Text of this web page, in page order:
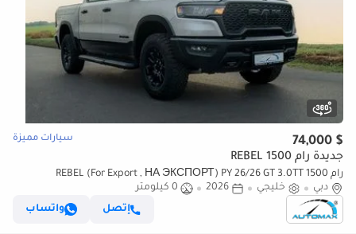
$ 74,000 سيارات مميزة
جديدة رام 1500 REBEL
رام 1500 REBEL (For Export , НА ЭКСПОРТ) PY 26/26 GT 3.0TT
Hurricane GCC Без пробега
دبي خليجي 2026
0 كيلومتر
إتصل
واتساب